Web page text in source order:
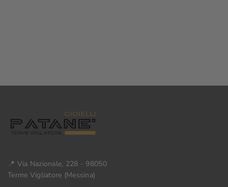
📍 Via Nazionale, 228 - 98050
Terme Vigliatore (Messina)